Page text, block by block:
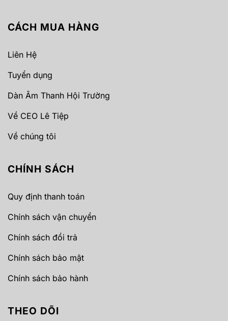
CÁCH MUA HÀNG
Liên Hệ
Tuyển dụng
Dàn Âm Thanh Hội Trường
Về CEO Lê Tiệp
Về chúng tôi
CHÍNH SÁCH
Quy định thanh toán
Chính sách vận chuyển
Chính sách đổi trả
Chính sách bảo mật
Chính sách bảo hành
THEO DÕI